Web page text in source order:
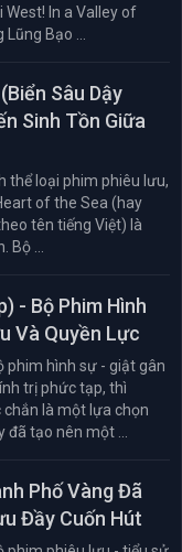
West! In a Valley of
Bạo ...
Sâu Dậy
Sinh Tồn Giữa
thể loại phim phiêu lưu,
of the Sea (hay
tên tiếng Việt) là
...
- Bộ Phim Hình
Và Quyền Lực
phim hình sự - giật gân
trị phức tạp, thì
chắn là một lựa chọn
tạo nên một ...
Phố Vàng Đã
Đầy Cuốn Hút